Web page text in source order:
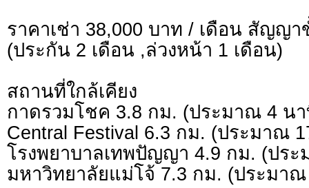
ราคาเช่า 38,000 บาท / เดือน สัญญ
(ประกัน 2 เดือน ,ล่วงหน้า 1 เดือน)
สถานที่ใกล้เคียง
กาดรวมโชค 3.8 กม. (ประมาณ 4 น
Central Festival 6.3 กม. (ประมาณ
โรงพยาบาลเทพปัญญา 4.9 กม. (ปร
มหาวิทยาลัยแม่โจ้ 7.3 กม. (ประมา